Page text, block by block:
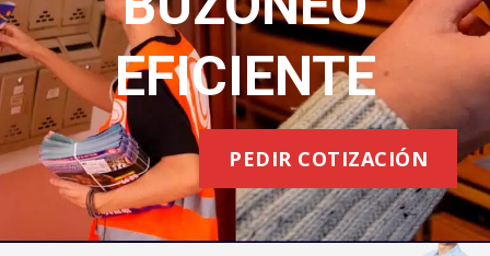
EFICIENTE
PEDIR COTIZACIÓN